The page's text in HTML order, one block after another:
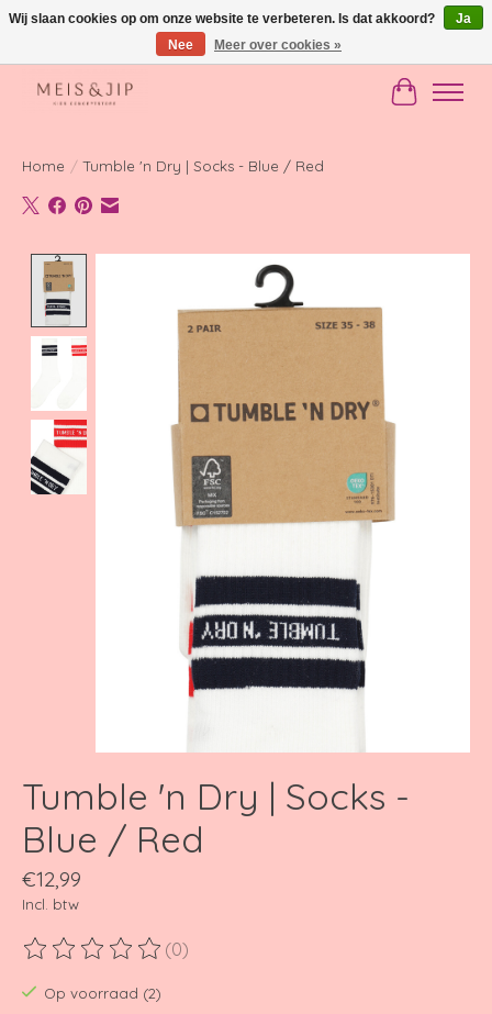
Gratis verzending in NL vanaf €150
Home / Tumble 'n Dry | Socks - Blue / Red
Product image slideshow Items
Tumble 'n Dry | Socks -
Blue / Red
€12,99
Incl. btw
De beoordeling van dit product is
(0)
Op voorraad (2)
Wij slaan cookies op om onze website te verbeteren. Is dat akkoord?
Ja
Nee
Meer over cookies »